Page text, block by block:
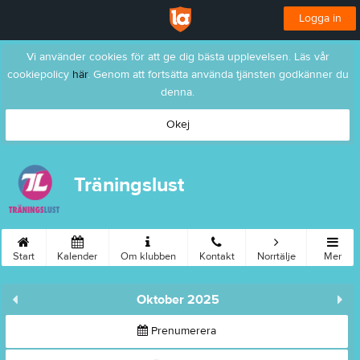
Logga in
Vi använder cookies för att ge dig bästa upplevelsen. Läs vår
cookiepolicy här. Genom att fortsätta använda tjänsten godkänner du
denna.
Okej
Träningslust
Start Kalender Om klubben Kontakt Norrtälje Mer
Oktober 2025
Prenumerera